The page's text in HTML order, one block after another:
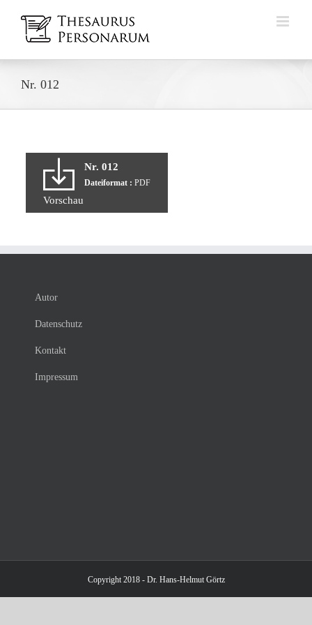
Inhalt
springen
Nr. 012
Nr. 012
Dateiformat : PDF
Vorschau
Autor
Datenschutz
Kontakt
Impressum
Copyright 2018 - Dr. Hans-Helmut Görtz